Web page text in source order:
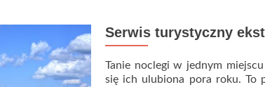
Serwis turystyczny
Tanie noclegi w jednym
się ich ulubiona pora roku. To